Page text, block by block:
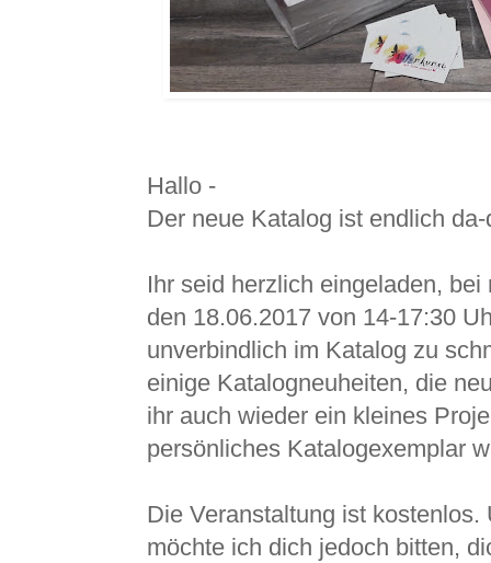
Hallo -
Der neue Katalog ist endlich
Ihr seid herzlich eingeladen,
den 18.06.2017 von 14-17:30
unverbindlich im Katalog zu
einige Katalogneuheiten, die
ihr auch wieder ein kleines
persönliches Katalogexemplar
Die Veranstaltung ist
möchte ich dich jedoch bitten,